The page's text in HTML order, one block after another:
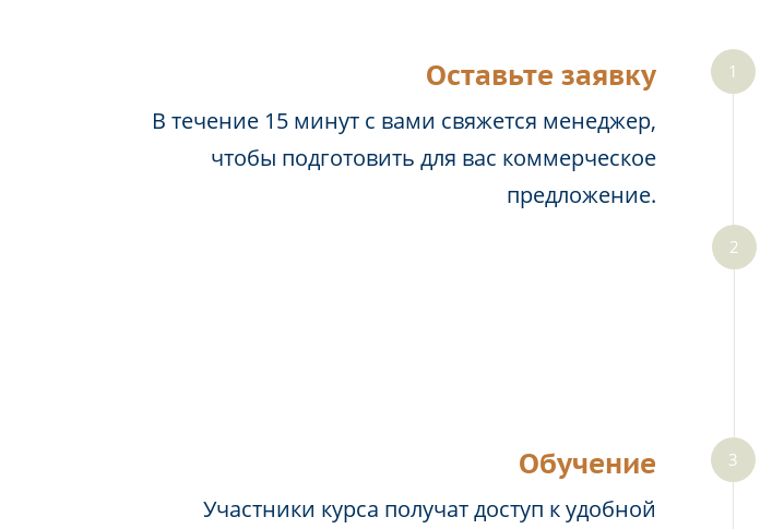
Оставьте заявку
В течение 15 минут с вами свяжется менеджер,
чтобы подготовить для вас коммерческое
предложение.
Обучение
Участники курса получат доступ к удобной